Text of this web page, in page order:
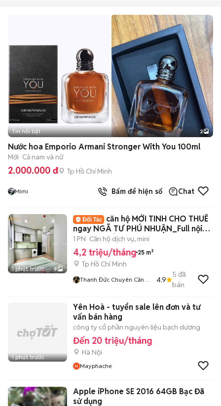
Tin nổi bật 2
Nước hoa Emporio Armani Stronger With You 100ml
Mới Cả nam và nữ
2.000.000 đ Tp Hồ Chí Minh
Mimi Bấm để hiện số Chat
1 phút trước 9
căn hộ MỚI TINH CHO THUÊ
ngay NGÃ TƯ PHÚ NHUẬN_Full nội
thất_THOÁNG
1 PN Căn hộ dịch vụ, mini
4,2 triệu/tháng 25 m²
Tp Hồ Chí Minh
Thanh Đức Chuyên Căn
4.9
5 đã
bán
1 phút trước
Yên Hoà - tuyển sale lên đơn và tư
vấn bán hàng
công ty cổ phần nguyên liệu bạch dương
Đến 20 triệu/tháng
Hà Nội
Mayphache
Apple iPhone SE 2016 64GB Bạc Đã
sử dụng